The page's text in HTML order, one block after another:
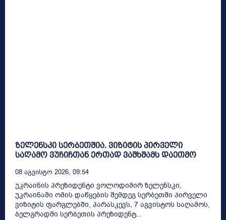
ზელენსკი სერბეთშია. ვიზიტის პირველი
საღამო ვუჩიჩთან ერთად ვაშხშამს დაეთმო
08 Აგვისტო 2026, 09:54
უკრაინის პრეზიდენტი ვოლოდიმირ ზელენსკი,
უკრაინაში ომის დაწყების შემდეგ სერბეთში პირველი
ვიზიტის ფარგლებში, პარასკევს, 7 აგვისტოს საღამოს,
ბელგრადში სერბეთის პრეზიდენტ...